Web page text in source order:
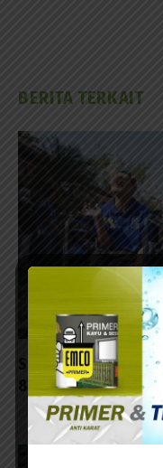
BERITA TERKAIT
Sebanyak 60 Anak
81 RI di Kalijudan
07/08/2026 - 15:53